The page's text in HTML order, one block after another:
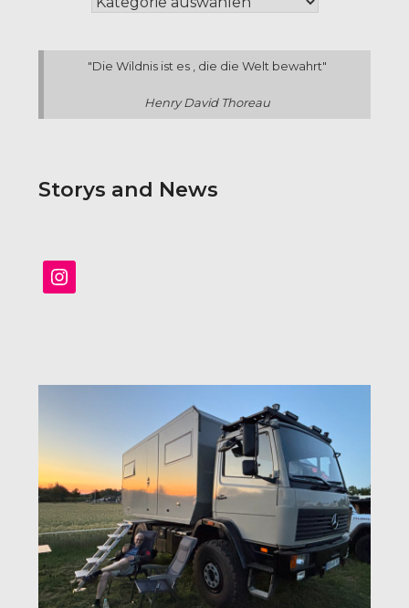
"Die Wildnis ist es , die die Welt bewahrt"
Henry David Thoreau
Storys and News
Instagram